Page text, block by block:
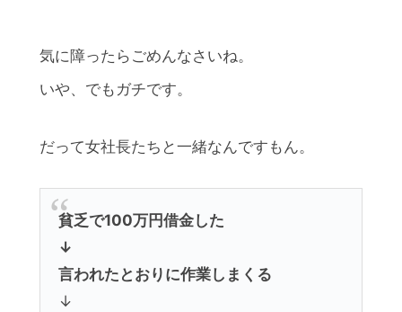
気に障ったらごめんなさいね。
いや、でもガチです。
だって女社長たちと一緒なんですもん。
貧乏で100万円借金した
↓
言われたとおりに作業しまくる
↓